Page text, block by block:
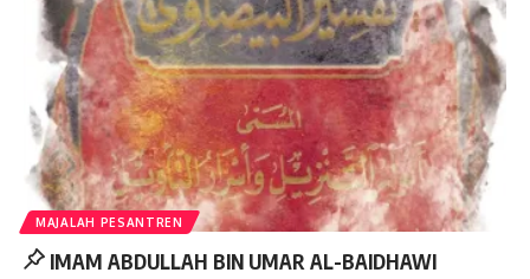
MAJALAH PESANTREN
IMAM ABDULLAH BIN UMAR AL-BAIDHAWI